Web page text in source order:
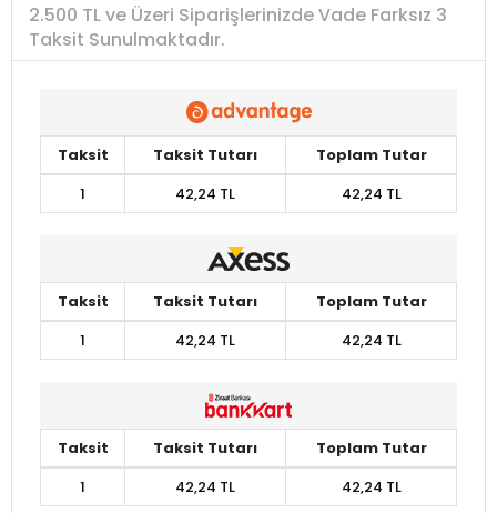
2.500 TL ve Üzeri Siparişlerinizde Vade Farksız 3
Taksit Sunulmaktadır.
Taksit Taksit Tutarı
Toplam Tutar
1
42,24 TL 42,24 TL
Taksit Taksit Tutarı
Toplam Tutar
1
42,24 TL 42,24 TL
Taksit Taksit Tutarı
Toplam Tutar
1
42,24 TL 42,24 TL